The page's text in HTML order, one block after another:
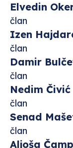
Elvedin
član
Izen
član
Damir
član
Nedim Čivić
član
Senad
član
Aljoša